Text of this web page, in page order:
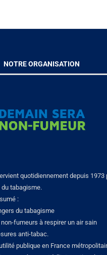
NOTRE ORGANISATION
quotidiennement depuis 1973
tabagisme.
:
du tabagisme
fumeurs à respirer un air sain
anti-tabac.
publique en France